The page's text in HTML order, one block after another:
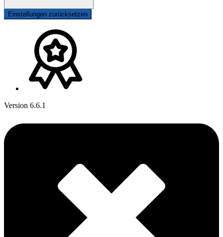
Einstellungen zurücksetzen
Version 6.6.1